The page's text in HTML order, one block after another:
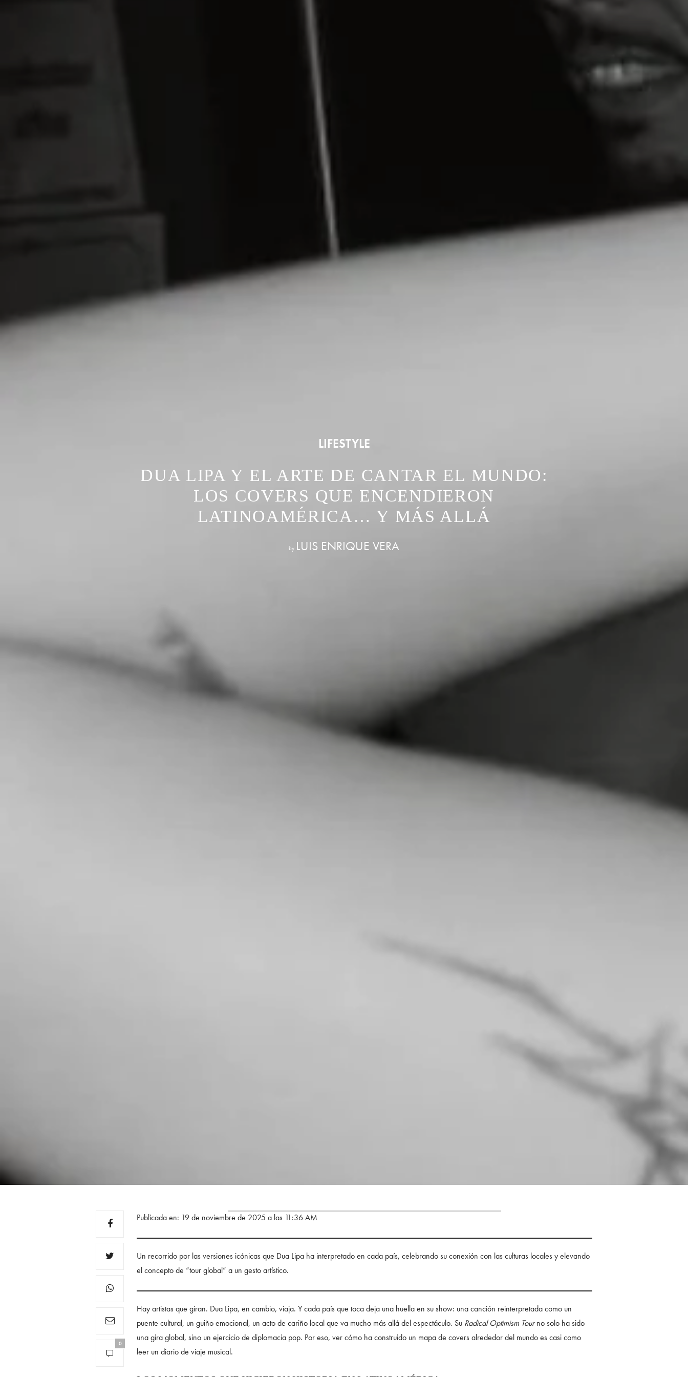
LIFESTYLE
DUA LIPA Y EL ARTE DE CANTAR EL MUNDO:
LOS COVERS QUE ENCENDIERON
LATINOAMÉRICA… Y MÁS ALLÁ
by LUIS ENRIQUE VERA
0
Publicada en: 19 de noviembre de 2025 a las 11:36 AM
Un recorrido por las versiones icónicas que Dua Lipa ha interpretado en cada país, celebrando su conexión con las culturas locales y elevando
el concepto de “tour global” a un gesto artístico.
Hay artistas que giran. Dua Lipa, en cambio, viaja. Y cada país que toca deja una huella en su show: una canción reinterpretada como un
puente cultural, un guiño emocional, un acto de cariño local que va mucho más allá del espectáculo. Su Radical Optimism Tourno solo ha sido
una gira global, sino un ejercicio de diplomacia pop. Por eso, ver cómo ha construido un mapa de covers alrededor del mundo es casi como
leer un diario de viaje musical.